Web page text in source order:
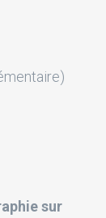
sur